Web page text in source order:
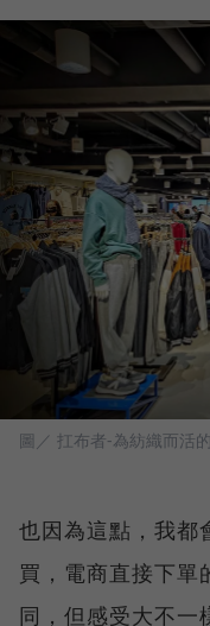
圖／ 扛布者-為紡織而活
也因為這點，我都
買，電商直接下單
同，但感受大不一